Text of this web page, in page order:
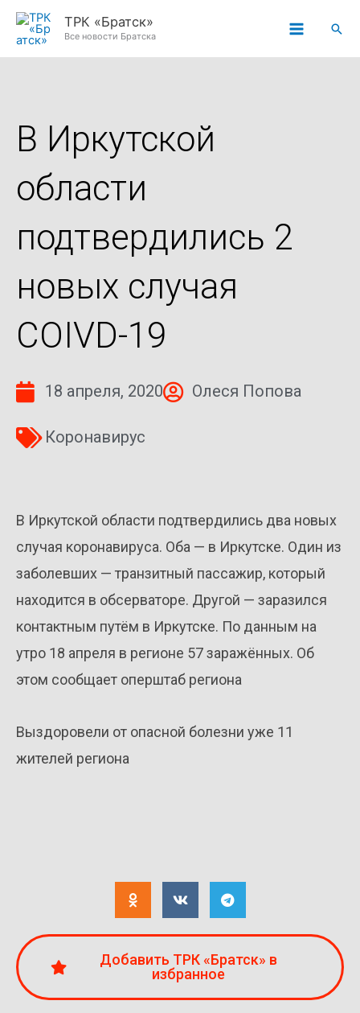
Перейти
ТРК «Братск»
Все новости Братска
В Иркутской
области
подтвердились 2
новых случая
COIVD-19
18 апреля, 2020 Олеся Попова
Коронавирус
В Иркутской области подтвердились два новых
случая коронавируса. Оба — в Иркутске. Один из
заболевших — транзитный пассажир, который
находится в обсерваторе. Другой — заразился
контактным путём в Иркутске. По данным на
утро 18 апреля в регионе 57 заражённых. Об
этом сообщает оперштаб региона
Выздоровели от опасной болезни уже 11
жителей региона
Добавить ТРК «Братск» в
избранное